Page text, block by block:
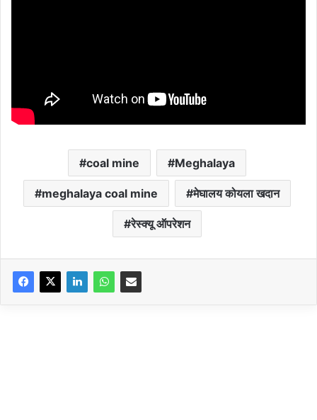
coal mine Meghalaya
meghalaya coal mine मेघालय कोयला खदान
रेस्क्यू ऑपरेशन